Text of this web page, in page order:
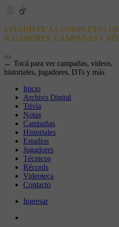
ESTADÍSTICAS COMPLETAS
JUGADORES, CAMPAÑAS Y
← Tocá para ver campañas, videos,
historiales, jugadores, DTs y más
Inicio
Archivo Digital
Trivia
Notas
Campañas
Historiales
Estadios
Jugadores
Técnicos
Récords
Videoteca
Contacto
Ingresar